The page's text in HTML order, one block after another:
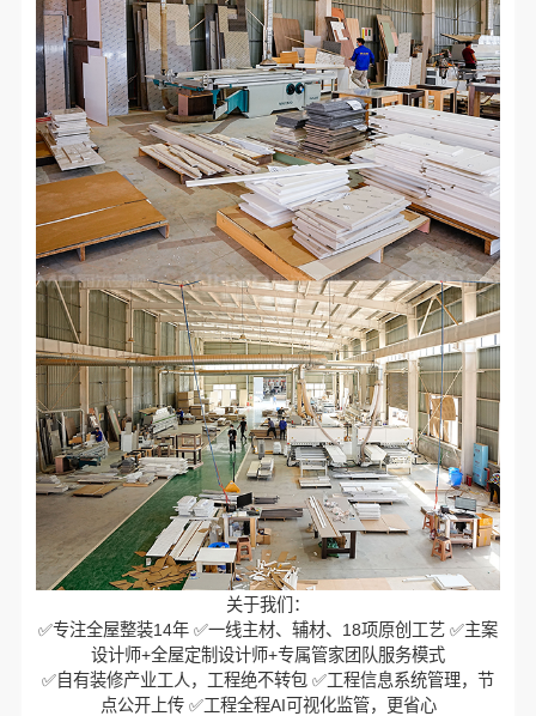
关于我们：
✅专注全屋整装14年 ✅一线主材、辅材、18项原创工艺 ✅主案
设计师+全屋定制设计师+专属管家团队服务模式
✅自有装修产业工人，工程绝不转包 ✅工程信息系统管理，节
点公开上传 ✅工程全程AI可视化监管，更省心